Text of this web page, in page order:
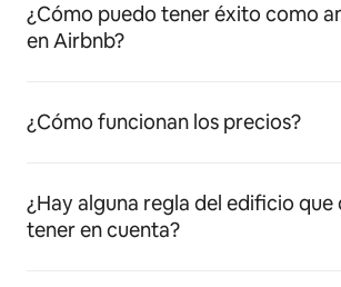
¿Cómo puedo tener éxito como
en Airbnb?
¿Cómo funcionan los precios?
¿Hay alguna regla del edificio que
tener en cuenta?